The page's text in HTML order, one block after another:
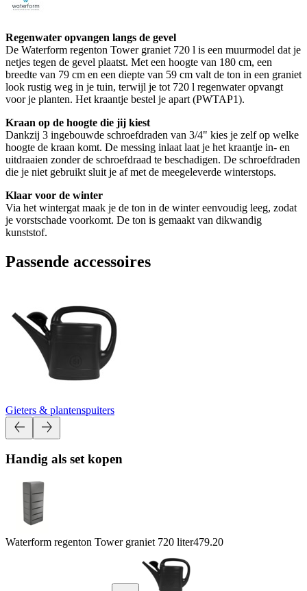
Regenwater opvangen langs de gevel
De Waterform regenton Tower graniet 720 l is een muurmodel dat je
netjes tegen de gevel plaatst. Met een hoogte van 180 cm, een
breedte van 79 cm en een diepte van 59 cm valt de ton in een graniet
look rustig weg in je tuin, terwijl je tot 720 l regenwater opvangt
voor je planten. Het kraantje bestel je apart (PWTAP1).
Kraan op de hoogte die jij kiest
Dankzij 3 ingebouwde schroefdraden van 3/4" kies je zelf op welke
hoogte de kraan komt. De messing inlaat laat je het kraantje in- en
uitdraaien zonder de schroefdraad te beschadigen. De schroefdraden
die je niet gebruikt sluit je af met de meegeleverde winterstops.
Klaar voor de winter
Via het wintergat maak je de ton in de winter eenvoudig leeg, zodat
je vorstschade voorkomt. De ton is gemaakt van dikwandig
kunststof.
Passende accessoires
Gieters & plantenspuiters
Handig als set kopen
Waterform regenton Tower graniet 720 liter479.20